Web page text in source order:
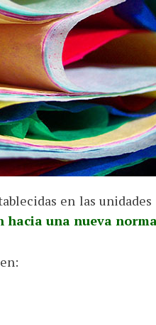
en las
una nueva